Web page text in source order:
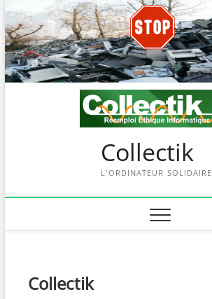
to
content
Collectik
L'ORDINATEUR SOLIDAIRE
Collectik